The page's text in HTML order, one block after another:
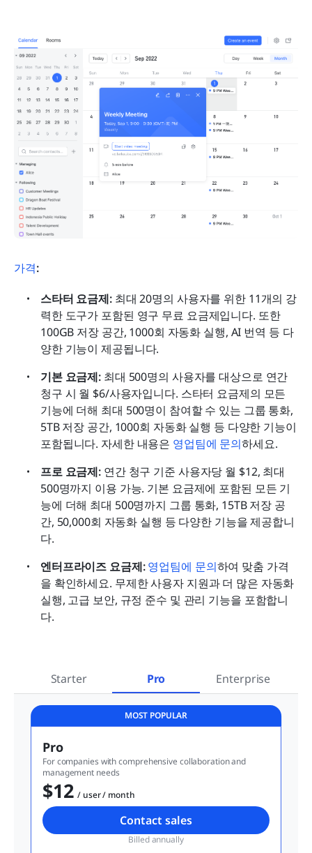
가격:
스타터 요금제: 최대 20명의 사용자를 위한 11개의 강
력한 도구가 포함된 영구 무료 요금제입니다. 또한
100GB 저장 공간, 1000회 자동화 실행, AI 번역 등 다
양한 기능이 제공됩니다.
기본 요금제: 최대 500명의 사용자를 대상으로 연간
청구 시 월 $6/사용자입니다. 스타터 요금제의 모든
기능에 더해 최대 500명이 참여할 수 있는 그룹 통화,
5TB 저장 공간, 1000회 자동화 실행 등 다양한 기능이
포함됩니다. 자세한 내용은 영업팀에 문의하세요.
프로 요금제: 연간 청구 기준 사용자당 월 $12, 최대
500명까지 이용 가능. 기본 요금제에 포함된 모든 기
능에 더해 최대 500명까지 그룹 통화, 15TB 저장 공
간, 50,000회 자동화 실행 등 다양한 기능을 제공합니
다.
엔터프라이즈 요금제: 영업팀에 문의하여 맞춤 가격
을 확인하세요. 무제한 사용자 지원과 더 많은 자동화
실행, 고급 보안, 규정 준수 및 관리 기능을 포함합니
다.
Starter Pro Enterprise
MOST POPULAR
Pro
For companies with comprehensive collaboration and
management needs
$12
  / user / month
Contact sales
Billed annually